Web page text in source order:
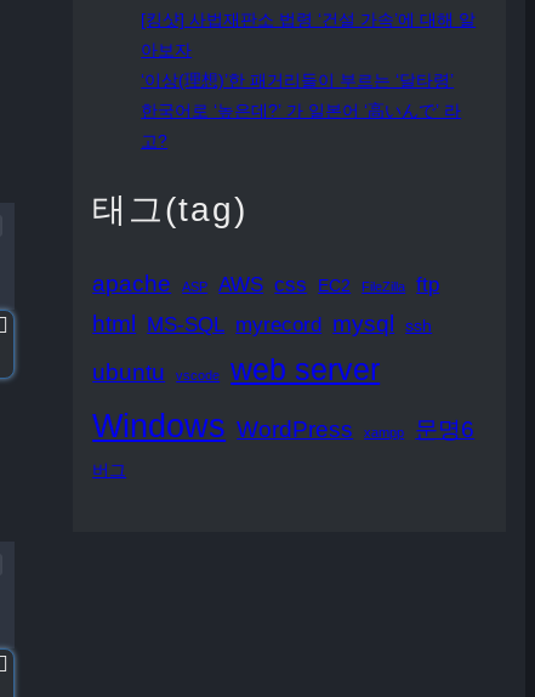
[킹샷] 사법재판소 법령 ‘건설 가속’에 대해 알
아보자
‘이상(理想)’한 패거리들이 부르는 ‘달타령’
한국어로 ‘높은데?’ 가 일본어 ‘高いんで’ 라
고?
태그(tag)
apache ASP AWS css EC2 FileZilla ftp
html MS-SQL myrecord mysql ssh
ubuntu vscode web server
Windows WordPress xampp 문명6
버그